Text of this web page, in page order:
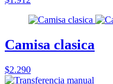
Camisa clasica
$2.290